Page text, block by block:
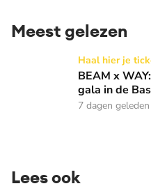
Meest gelezen
BEAM x WAY: Kom naar
Haal hier je
BEAM x
gala in de
7 dagen geleden
Lees ook